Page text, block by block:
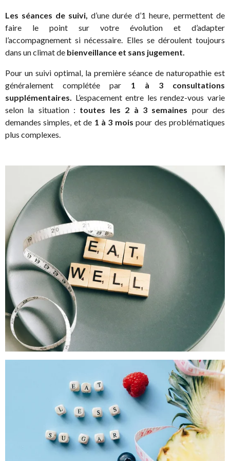
Les séances de suivi, d’une durée d’1 heure, permettent de
faire le point sur votre évolution et d’adapter
l’accompagnement si nécessaire. Elles se déroulent toujours
dans un climat de bienveillance et sans jugement.
Pour un suivi optimal, la première séance de naturopathie est
généralement complétée par 1 à 3 consultations
supplémentaires.
L’espacement entre les rendez-vous varie
selon la situation : toutes les 2 à 3 semaines pour des
demandes simples, et de 1 à 3 mois pour des problématiques
plus complexes.